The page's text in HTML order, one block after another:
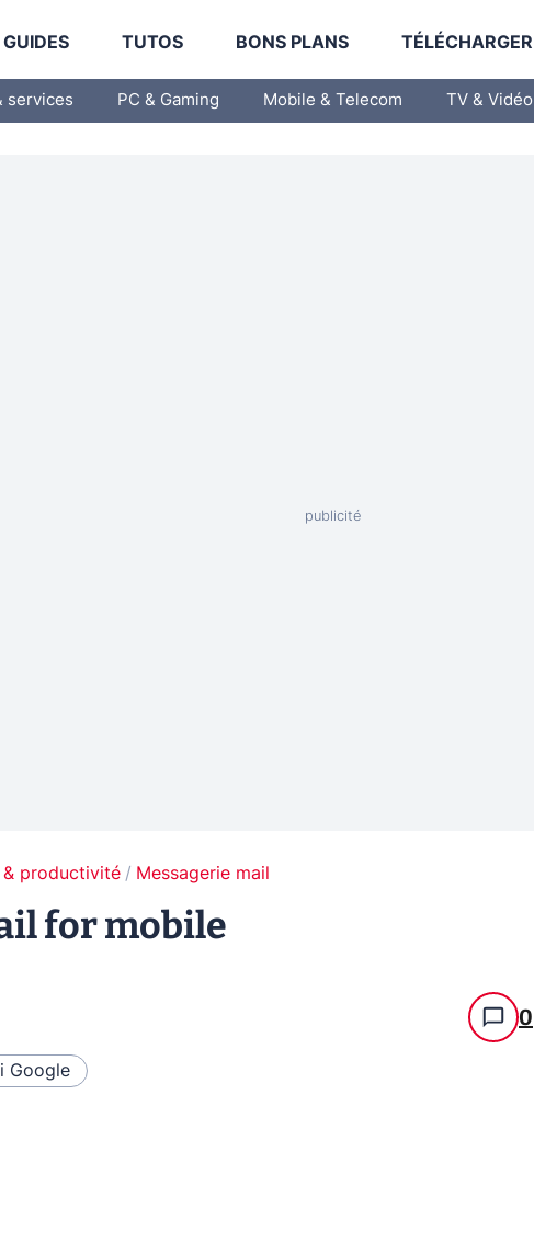
GUIDES TUTOS BONS PLANS TÉLÉCHARGER
services PC & Gaming Mobile & Telecom TV & Vidéo
& productivité Messagerie mail
for mobile
0
Google